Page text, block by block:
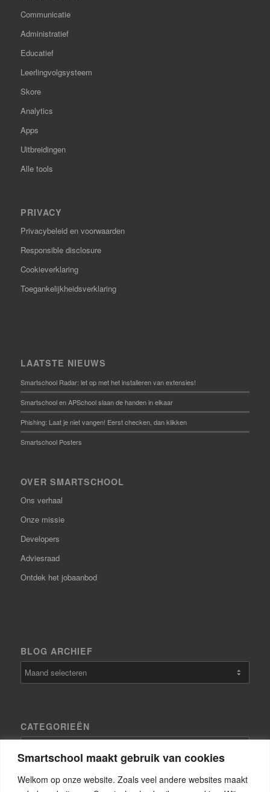
Smartschool maakt gebruik van cookies
Welkom op onze website. Zoals veel andere websites maakt
Communicatie
Administratief
Educatief
Leerlingvolgsysteem
Skore
Analytics
Apps
Uitbreidingen
Alle tools
PRIVACY
Privacybeleid en voorwaarden
Responsible disclosure
Cookieverklaring
Toegankelijkheidsverklaring
LAATSTE NIEUWS
Smartschool Radar: let op met het installeren van extensies!
Smartschool en APSchool slaan de handen in elkaar
Phishing: Laat je niet vangen! Eerst checken, dan klikken
Smartschool Posters
OVER SMARTSCHOOL
Ons verhaal
Onze missie
Developers
Adviesraad
Ontdek het jobaanbod
BLOG ARCHIEF
CATEGORIEËN
Categorieën